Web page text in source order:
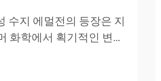
수지 에멀전의 등장은 지
화학에서 획기적인 변화
대체재로 대체하고 있